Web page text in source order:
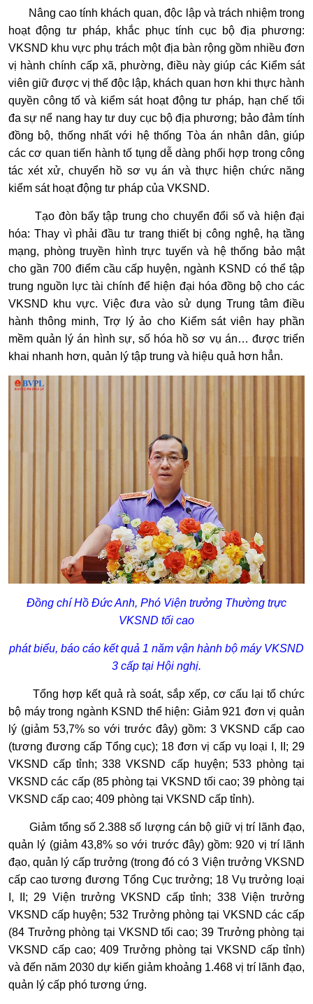
Nâng cao tính khách quan, độc lập và trách nhiệm trong
hoạt động tư pháp, khắc phục tính cục bộ địa phương:
VKSND khu vực phụ trách một địa bàn rộng gồm nhiều đơn
vị hành chính cấp xã, phường, điều này giúp các Kiểm sát
viên giữ được vị thế độc lập, khách quan hơn khi thực hành
quyền công tố và kiểm sát hoạt động tư pháp, hạn chế tối
đa sự nể nang hay tư duy cục bộ địa phương; bảo đảm tính
đồng bộ, thống nhất với hệ thống Tòa án nhân dân, giúp
các cơ quan tiến hành tố tụng dễ dàng phối hợp trong công
tác xét xử, chuyển hồ sơ vụ án và thực hiện chức năng
kiểm sát hoạt động tư pháp của VKSND.
Tạo đòn bẩy tập trung cho chuyển đổi số và hiện đại
hóa: Thay vì phải đầu tư trang thiết bị công nghệ, hạ tầng
mạng, phòng truyền hình trực tuyến và hệ thống bảo mật
cho gần 700 điểm cầu cấp huyện, ngành KSND có thể tập
trung nguồn lực tài chính để hiện đại hóa đồng bộ cho các
VKSND khu vực. Việc đưa vào sử dụng Trung tâm điều
hành thông minh, Trợ lý ảo cho Kiểm sát viên hay phần
mềm quản lý án hình sự, số hóa hồ sơ vụ án… được triển
khai nhanh hơn, quản lý tập trung và hiệu quả hơn hẳn.
Đồng chí Hồ Đức Anh, Phó Viện trưởng Thường trực
VKSND tối cao
phát biểu, báo cáo kết quả 1 năm vận hành bộ máy VKSND
3 cấp tại Hội nghị.
Tổng hợp kết quả rà soát, sắp xếp, cơ cấu lại tổ chức
bộ máy trong ngành KSND thể hiện: Giảm 921 đơn vị quản
lý (giảm 53,7% so với trước đây) gồm: 3 VKSND cấp cao
(tương đương cấp Tổng cục); 18 đơn vị cấp vụ loại I, II; 29
VKSND cấp tỉnh; 338 VKSND cấp huyện; 533 phòng tại
VKSND các cấp (85 phòng tại VKSND tối cao; 39 phòng tại
VKSND cấp cao; 409 phòng tại VKSND cấp tỉnh).
Giảm tổng số 2.388 số lượng cán bộ giữ vị trí lãnh đạo,
quản lý (giảm 43,8% so với trước đây) gồm: 920 vị trí lãnh
đạo, quản lý cấp trưởng (trong đó có 3 Viện trưởng VKSND
cấp cao tương đương Tổng Cục trưởng; 18 Vụ trưởng loại
I, II; 29 Viện trưởng VKSND cấp tỉnh; 338 Viện trưởng
VKSND cấp huyện; 532 Trưởng phòng tại VKSND các cấp
(84 Trưởng phòng tại VKSND tối cao; 39 Trưởng phòng tại
VKSND cấp cao; 409 Trưởng phòng tại VKSND cấp tỉnh)
và đến năm 2030 dự kiến giảm khoảng 1.468 vị trí lãnh đạo,
quản lý cấp phó tương ứng.